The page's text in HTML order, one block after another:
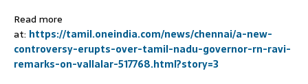
Read more
at: https://tamil.oneindia.com/news/chennai/a-new-
controversy-erupts-over-tamil-nadu-governor-rn-ravi-
remarks-on-vallalar-517768.html?story=3